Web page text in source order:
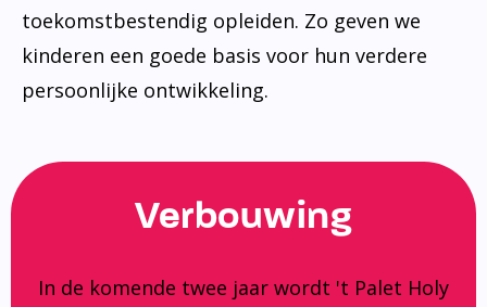
toekomstbestendig opleiden. Zo geven we
kinderen een goede basis voor hun verdere
persoonlijke ontwikkeling.
Verbouwing
In de komende twee jaar wordt 't Palet Holy